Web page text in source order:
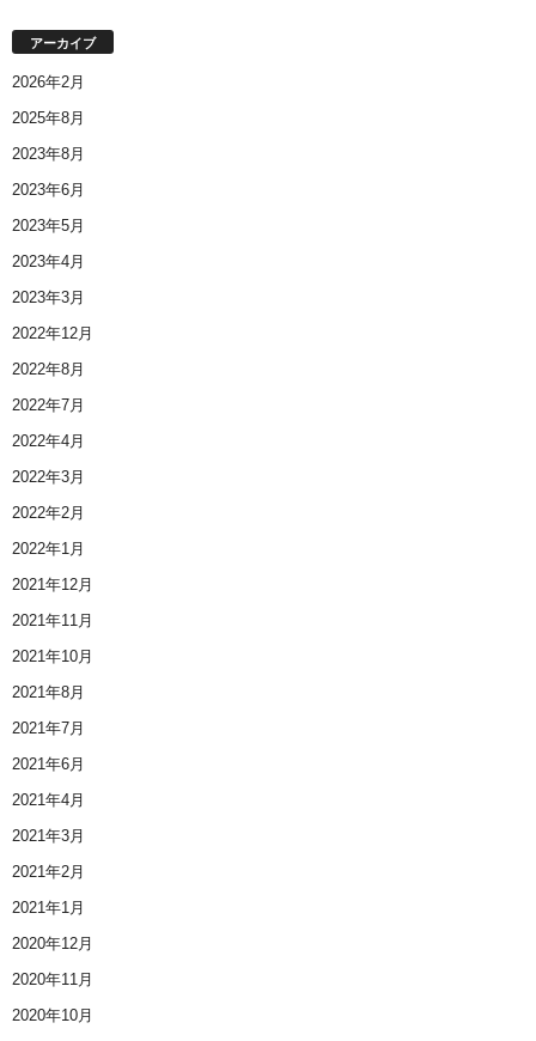
アーカイブ
2026年2月
2025年8月
2023年8月
2023年6月
2023年5月
2023年4月
2023年3月
2022年12月
2022年8月
2022年7月
2022年4月
2022年3月
2022年2月
2022年1月
2021年12月
2021年11月
2021年10月
2021年8月
2021年7月
2021年6月
2021年4月
2021年3月
2021年2月
2021年1月
2020年12月
2020年11月
2020年10月